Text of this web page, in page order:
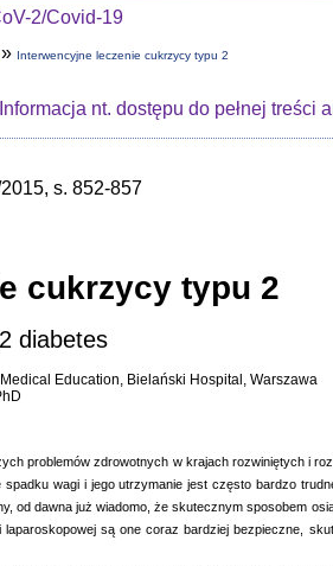
2/Covid-19
» Interwencyjne leczenie cukrzycy typu 2
Informacja nt. dostępu do pełnej treści
s. 852-857
cukrzycy typu 2
diabetes
Education, Bielański Hospital, Warszawa
problemów zdrowotnych w krajach rozwiniętych i
wagi i jego utrzymanie jest często bardzo
od dawna już wiadomo, że skutecznym sposobem
są one coraz bardziej bezpieczne,